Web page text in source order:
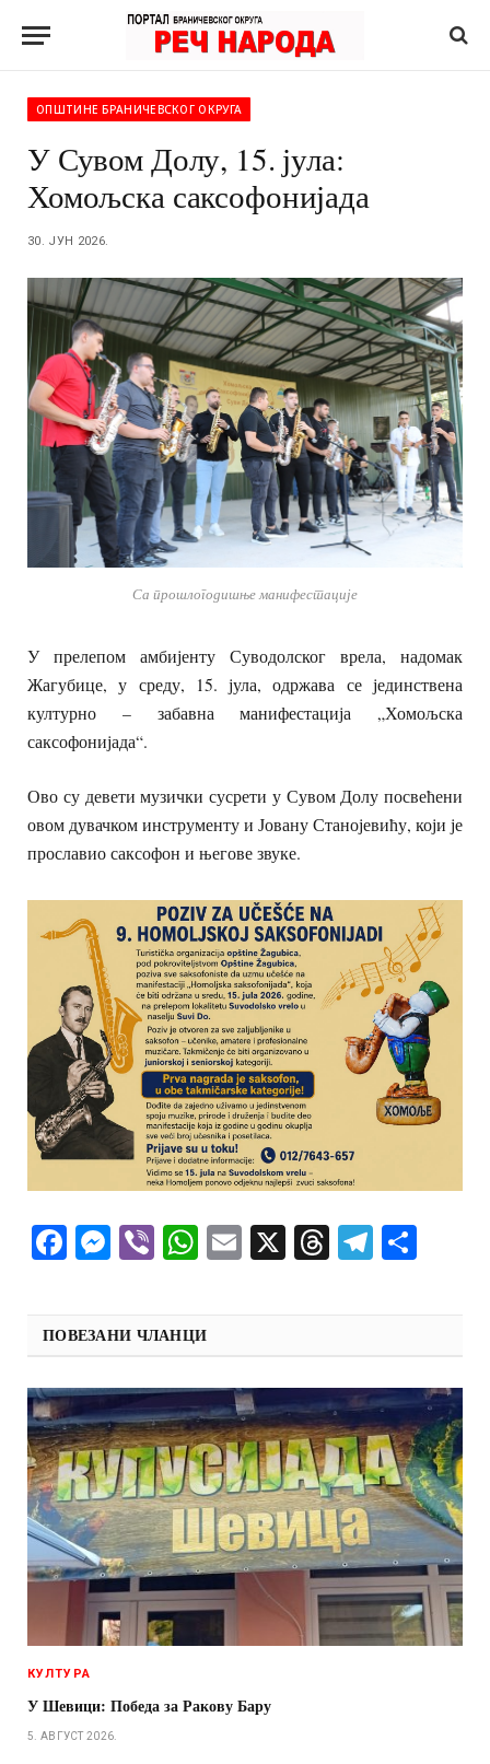
ОПШТИНЕ БРАНИЧЕВСКОГ ОКРУГА
У Сувом Долу, 15. јула:
Хомољска саксофонијада
30. ЈУН 2026.
Са прошлогодишње манифестације
У прелепом амбијенту Суводолског врела, надомак
Жагубице, у среду, 15. јула, одржава се јединствена
културно – забавна манифестација „Хомољска
саксофонијада“.
Ово су девети музички сусрети у Сувом Долу посвећени
овом дувачком инструменту и Јовану Станојевићу, који је
прославио саксофон и његове звуке.
Facebook
Messenger
ViberWhatsApp
Email
X Threads
ПОВЕЗАНИ ЧЛАНЦИ
КУЛТУРА
У Шевици: Победа за Ракову Бару
5. АВГУСТ 2026.